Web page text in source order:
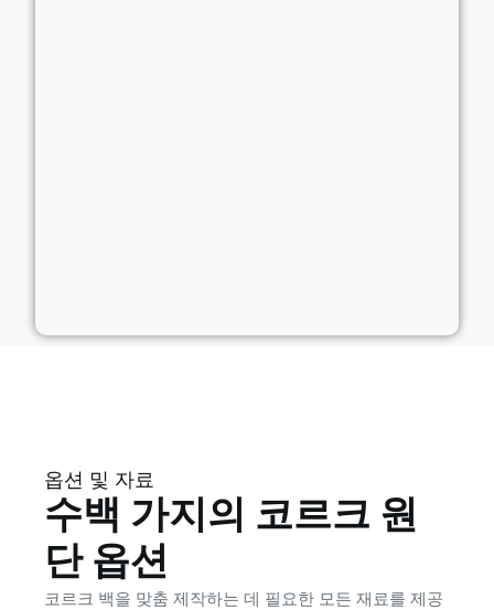
옵션 및 자료
수백 가지의 코르크 원
단 옵션
코르크 백을 맞춤 제작하는 데 필요한 모든 재료를 제공